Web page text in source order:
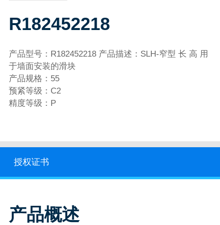
R182452218
产品型号：R182452218 产品描述：SLH-窄型 长 高 用
于墙面安装的滑块
产品规格：55
预紧等级：C2
精度等级：P
授权证书
产品概述